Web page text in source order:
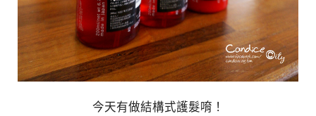
今天有做結構式護髮唷！